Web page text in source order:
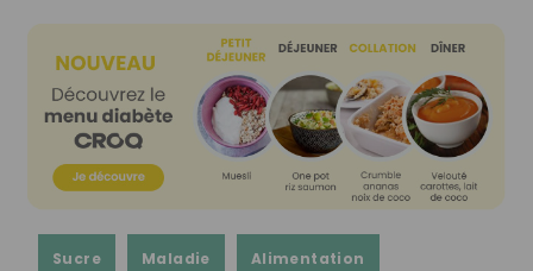
Sucre Maladie Alimentation